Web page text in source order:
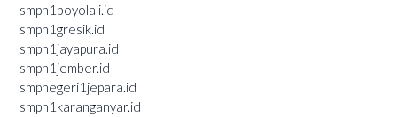
smpn1boyolali.id
smpn1gresik.id
smpn1jayapura.id
smpn1jember.id
smpnegeri1jepara.id
smpn1karanganyar.id